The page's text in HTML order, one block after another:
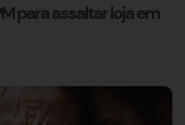
para assaltar loja em